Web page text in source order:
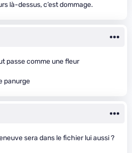
là-dessus, c’est dommage.
passe comme une fleur
panurge
sera dans le fichier lui aussi ?